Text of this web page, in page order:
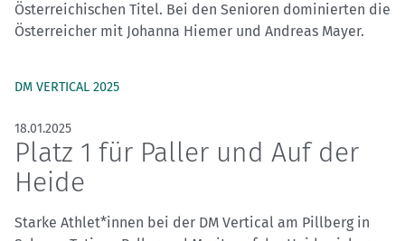
Österreichischen Titel. Bei den Senioren dominierten die
Österreicher mit Johanna Hiemer und Andreas Mayer.
DM VERTICAL 2025
18.01.2025
Platz 1 für Paller und Auf der
Heide
Starke Athlet*innen bei der DM Vertical am Pillberg in